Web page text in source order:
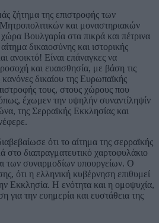
ζήτημα της επιστροφής των
και μοναστηριακών
Βουλγαρία στα πικρά και πέτρινα
δικαιοσύνης και ιστορικής
ανοικτό! Είναι επάναγκες να
και ευαισθησία, με βάση τις
κανόνες δικαίου της Ευρωπαϊκής
τους, στους χώρους που
έχωμεν την υψηλήν συναντίληψίν
της Σερραϊκής Εκκλησίας και
ότι το αίτημα της σερραϊκής
στο διαπραγματευτικό χαρτοφυλάκιο
των συναρμοδίων υπουργείων. Ο
ότι η ελληνική κυβέρνηση επιθυμεί
Εκκλησία. Η ενότητα και η ομοψυχία,
για την ευημερία και ευστάθεια της